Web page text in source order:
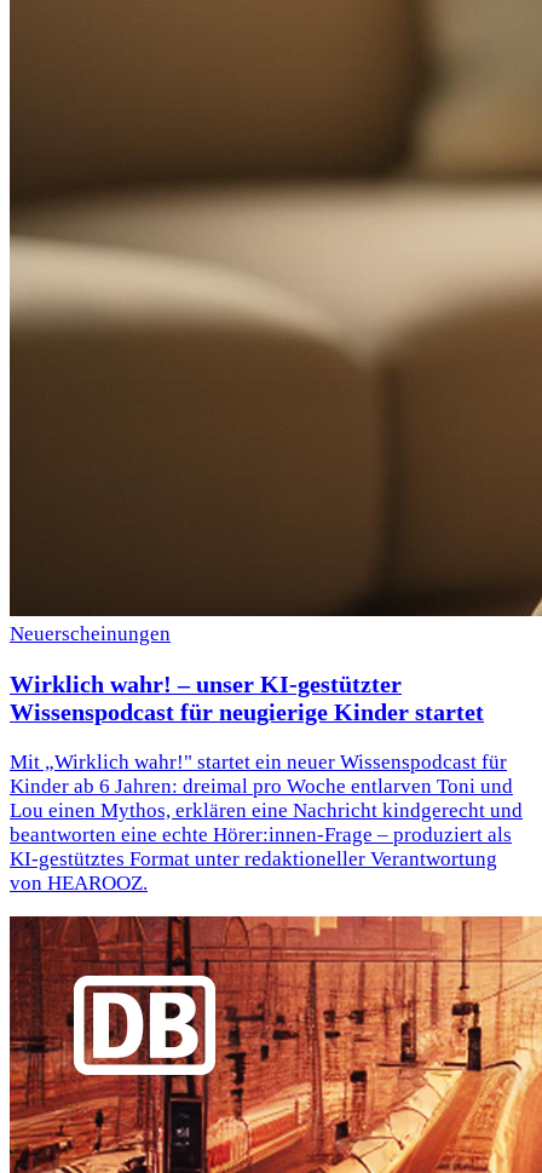
Neuerscheinungen
Wirklich wahr! – unser KI-gestützter
Wissenspodcast für neugierige Kinder startet
Mit „Wirklich wahr!" startet ein neuer Wissenspodcast für
Kinder ab 6 Jahren: dreimal pro Woche entlarven Toni und
Lou einen Mythos, erklären eine Nachricht kindgerecht und
beantworten eine echte Hörer:innen-Frage – produziert als
KI-gestütztes Format unter redaktioneller Verantwortung
von HEAROOZ.